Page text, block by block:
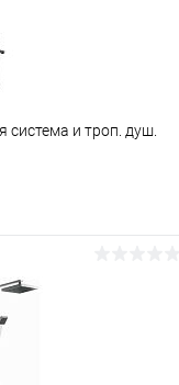
система и троп. душ.